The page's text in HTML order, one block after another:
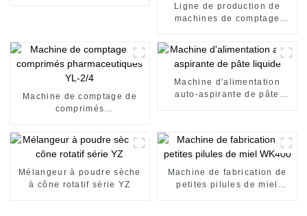
Ligne de production de
machines de comptage
automatique de comprimés
et de gélules
Machine de comptage de
comprimés
Machine d'alimentation
auto-aspirante de pâte
Mélangeur à poudre sèche
à cône rotatif série YZ
Machine de fabrication de
petites pilules de miel